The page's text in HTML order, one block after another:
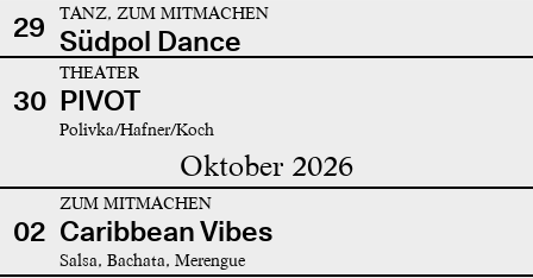
29 TANZ, ZUM MITMACHEN
Südpol Dance
30
THEATER
PIVOT
Polivka/Hafner/Koch
Oktober 2026
02
ZUM MITMACHEN
Caribbean Vibes
Salsa, Bachata, Merengue